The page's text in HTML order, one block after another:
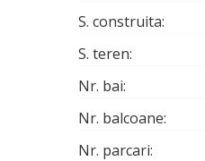
S. construita:
S. teren:
Nr. bai:
Nr. balcoane:
Nr. parcari: